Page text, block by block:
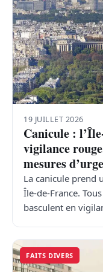
FEEL GOOD
FAITS DIVERS
TRANSPORTS
ÉCONOMIE
POLITIQUE
SPORT
CULTURE
SCIENCES & TECH
19 JUILLET 2026
Canicule :
vigilance
mesures
La canicule prend
Île-de-France.
basculent en
FAITS DIVERS